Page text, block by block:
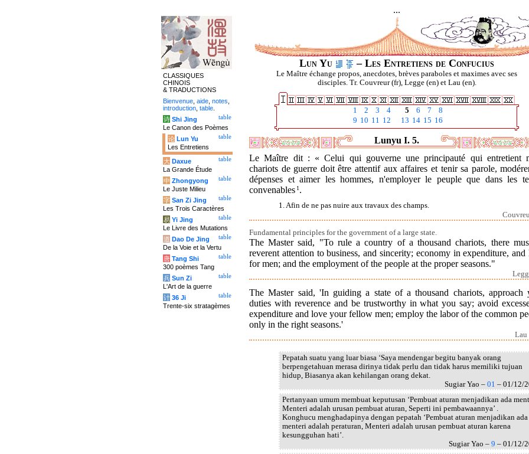
...
Lun Yu – Les Entretiens de Confucius
Le Maître échange propos, anecdotes, brèves paraboles et maximes avec ses
disciples. Tr. Couvreur (fr), Legge (en) et Lau (en).
1 2 3 4 5 6 7
8
9 10 11 12 13 14 15 16
Lunyu I. 5.
Le Maître dit : « Celui qui gouverne une principauté qui entretient
chariots de guerre doit être attentif aux affaires et tenir sa parole,
dépenses et aimer les hommes, n'employer le peuple que dans les
convenables 1 .
1. Afin de ne pas nuire aux travaux des champs.
Fundamental principles for the government of a large state.
The Master said, "To rule a country of a thousand chariots, there
reverent attention to business, and sincerity; economy in expenditure, and
for men; and the employment of the people at the proper seasons."
The Master said, 'In guiding a state of a thousand chariots, approach
duties with reverence and be trustworthy in what you say; avoid
expenditure and love your fellow men; employ the labor of the common
only in the right seasons.'
Lau
Pepatah suatu yang luar biasa ‘Saya mendengar begitu banyak orang
berpengetahuan merasa dirinya tidak perlu dan tidak harus memiliki tujuan
hidup, Biasanya akan kehilangan orang dekat.
Sugiar Yao – 01 – 01/12/
Pertanyaan umum membuat keputusan ‘Pembuat aturan menjadikan ada
Menteri adalah urusan pembuat aturan, Seperti ini pembawaannya’ .
Konghucu menghadapinya dengan pepatah ‘Pembuat aturan menjadikan ada
menteri adalah peraturan, Menteri adalah urusan pembuat aturan karena
kesungguhan hati’.
Sugiar Yao – 9 – 01/12/
CLASSIQUES
CHINOIS
& TRADUCTIONS
Bienvenue aide notes
introduction table
table
诗 Shi Jing
Le Canon des Poèmes
table
论 Lun Yu
Les Entretiens
table
大 Daxue
La Grande Étude
table
中 Zhongyong
Le Juste Milieu
table
字 San Zi Jing
Les Trois Caractères
table
易 Yi Jing
Le Livre des Mutations
table
道 Dao De Jing
De la Voie et la Vertu
table
唐 Tang Shi
300 poèmes Tang
table
兵 Sun Zi
L'Art de la guerre
table
计 36 Ji
Trente-six stratagèmes